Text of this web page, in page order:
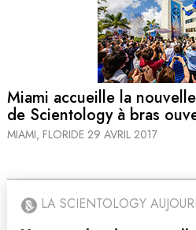
Miami accueille la
de Scientology à bras
MIAMI, FLORIDE 29 AVRIL 2017
LA SCIENTOLOGY